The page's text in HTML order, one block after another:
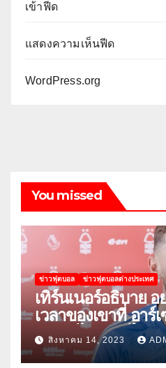
เข้าฟีด
แสดงความเห็นฟีด
WordPress.org
You missed
ข่าวฟุตบอล ข่าวฟุตบอลต่างประเทศ
เทิร์นเนอร์อธิบาย อ
เวลาของเขาที่ อาร์
พัฒนาได้อย่างไร
สิงหาคม 14, 2023